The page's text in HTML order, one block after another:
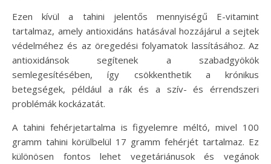
Ezen kívül a tahini jelentős mennyiségű E-vitamint
tartalmaz, amely antioxidáns hatásával hozzájárul a sejtek
védelméhez és az öregedési folyamatok lassításához. Az
antioxidánsok segítenek a szabadgyökök
semlegesítésében, így csökkenthetik a krónikus
betegségek, például a rák és a szív- és érrendszeri
problémák kockázatát.
A tahini fehérjetartalma is figyelemre méltó, mivel 100
gramm tahini körülbelül 17 gramm fehérjét tartalmaz. Ez
különösen fontos lehet vegetáriánusok és vegánok